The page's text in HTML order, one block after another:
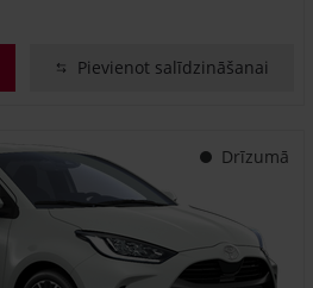
Pievienot salīdzināšanai
Drīzumā